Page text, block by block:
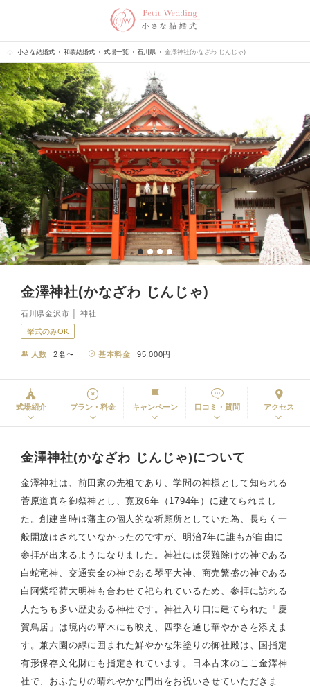
小さな結婚式 和装結婚式 式場一覧 石川県 金澤神社(かなざわ じんじゃ)
金澤神社(かなざわ じんじゃ)
石川県金沢市 │ 神社
挙式のみOK
人数 2名〜 基本料金 95,000円
式場紹介 プラン・料金 キャンペーン 口コミ・質問 アクセス
金澤神社(かなざわ じんじゃ)について
金澤神社は、前田家の先祖であり、学問の神様として知られる
菅原道真を御祭神とし、寛政6年（1794年）に建てられまし
た。創建当時は藩主の個人的な祈願所としていた為、長らく一
般開放はされていなかったのですが、明治7年に誰もが自由に
参拝が出来るようになりました。神社には災難除けの神である
白蛇竜神、交通安全の神である琴平大神、商売繁盛の神である
白阿紫稲荷大明神も合わせて祀られているため、参拝に訪れる
人たちも多い歴史ある神社です。神社入り口に建てられた「慶
賀鳥居」は境内の草木にも映え、四季を通じ華やかさを添えま
す。兼六園の緑に囲まれた鮮やかな朱塗りの御社殿は、国指定
有形保存文化財にも指定されています。日本古来のここ金澤神
社で、おふたりの晴れやかな門出をお祝いさせていただきま